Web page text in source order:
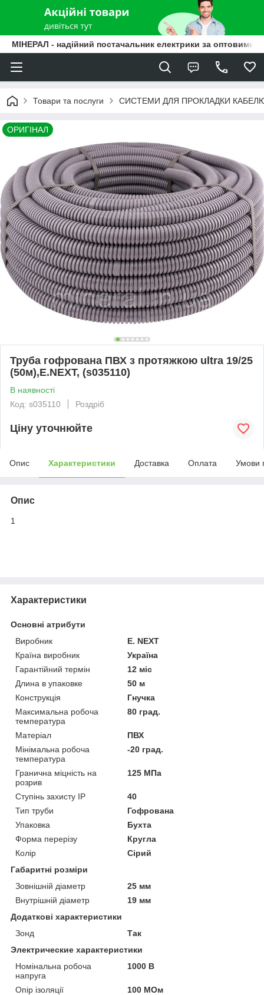
МІНЕРАЛ - надійний постачальник електрики за оптовими
Товари та послуги СИСТЕМИ ДЛЯ ПРОКЛАДКИ
ОРИГІНАЛ
Труба гофрована ПВХ з протяжкою ultra 19/25
(50м),E.NEXT, (s035110)
В наявності
Код: s035110
Роздріб
Ціну уточнюйте
Опис Характеристики Доставка Оплата Умови
Опис
1
Характеристики
Основні атрибути
Виробник
E. NEXT
Країна виробник
Україна
Гарантійний термін
12 міс
Длина в упаковке
50 м
Конструкція
Гнучка
Максимальна робоча
температура
80 град.
Матеріал
ПВХ
Мінімальна робоча
температура
-20 град.
Гранична міцність на
розрив
125 МПа
Ступінь захисту IP
40
Тип труби
Гофрована
Упаковка
Бухта
Форма перерізу
Кругла
Колір
Сірий
Габаритні розміри
Зовнішній діаметр
25 мм
Внутрішній діаметр
19 мм
Додаткові характеристики
Зонд
Так
Электрические характеристики
Номінальна робоча
напруга
1000 В
Опір ізоляції
100 МОм